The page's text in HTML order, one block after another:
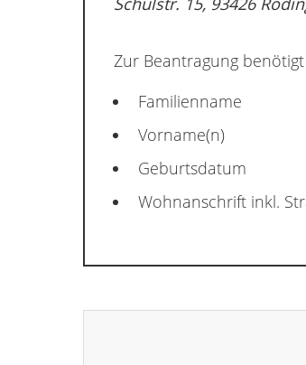
Zur Beantragung
Familienname
Vorname(n)
Geburtsdatum
Wohnanschrift inkl.